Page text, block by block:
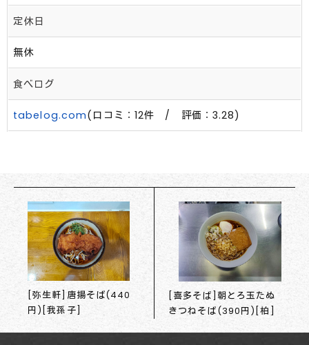
定休日
無休
食べログ
tabelog.com(口コミ：12件 / 評価：3.28)
[弥生軒]唐揚そば(440
円)[我孫子]
[喜多そば]朝とろ玉たぬ
きつねそば(390円)[柏]